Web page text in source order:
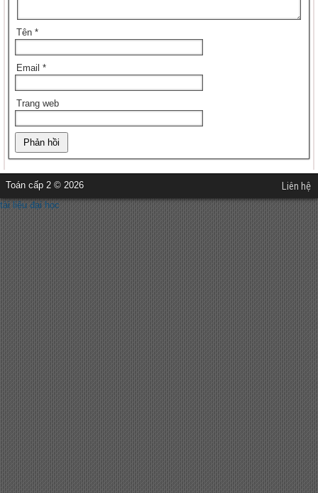
Tên *
Email *
Trang web
Toán cấp 2 © 2026 Liên hệ
tài liệu đại học